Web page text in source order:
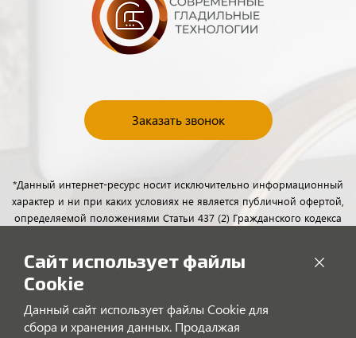
Заказать звонок
*Данный интернет-ресурс носит исключительно информационный
характер и ни при каких условиях не является публичной офертой,
определяемой положениями Статьи 437 (2) Гражданского кодекса
обращайтесь к менеджерам отдела клиентского обслуживания с
помощью специальной формы связи или по телефону.
Сайт использует файлы
Cookie
Данный сайт использует файлы Cookie для
сбора и хранения данных. Продалжая